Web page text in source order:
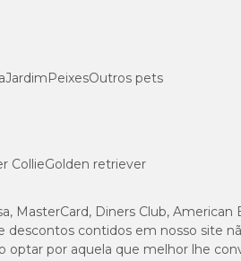
JardimPeixesOutros pets
CollieGolden retriever
MasterCard, Diners Club,
descontos contidos em nosso site
optar por aquela que melhor lhe